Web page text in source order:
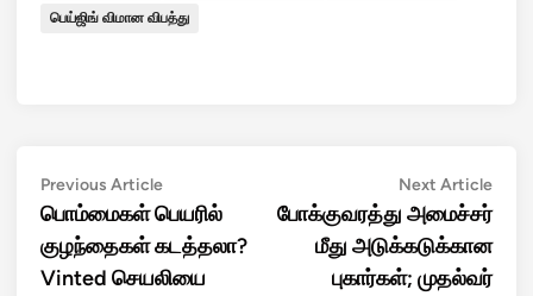
பெய்ஜிங் விமான விபத்து
Post
navigation
Previous ArticlePrevious
article:
பொம்மைகள் பெயரில்
குழந்தைகள் கடத்தலா?
Vinted செயலியை
Next ArticleNext
போக்குவரத்து அமைச்சர்
மீது அடுக்கடுக்கான
புகார்கள்; முதல்வர்